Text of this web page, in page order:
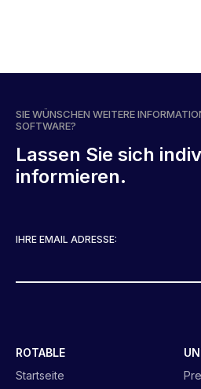
SIE WÜNSCHEN WEITERE
SOFTWARE?
Lassen Sie sich
informieren.
IHRE EMAIL ADRESSE:
ROTABLE
Startseite